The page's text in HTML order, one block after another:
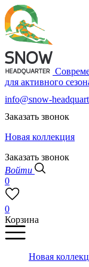
для активного
info@snow-
Заказать звонок
Новая коллекция
Заказать звонок
Войти
0
0
Корзина
Новая